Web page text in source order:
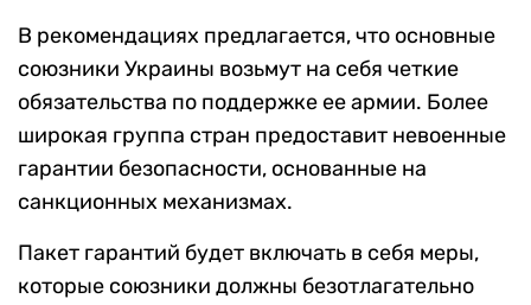
В рекомендациях предлагается, что основные
союзники Украины возьмут на себя четкие
обязательства по поддержке ее армии. Более
широкая группа стран предоставит невоенные
гарантии безопасности, основанные на
санкционных механизмах.
Пакет гарантий будет включать в себя меры,
которые союзники должны безотлагательно